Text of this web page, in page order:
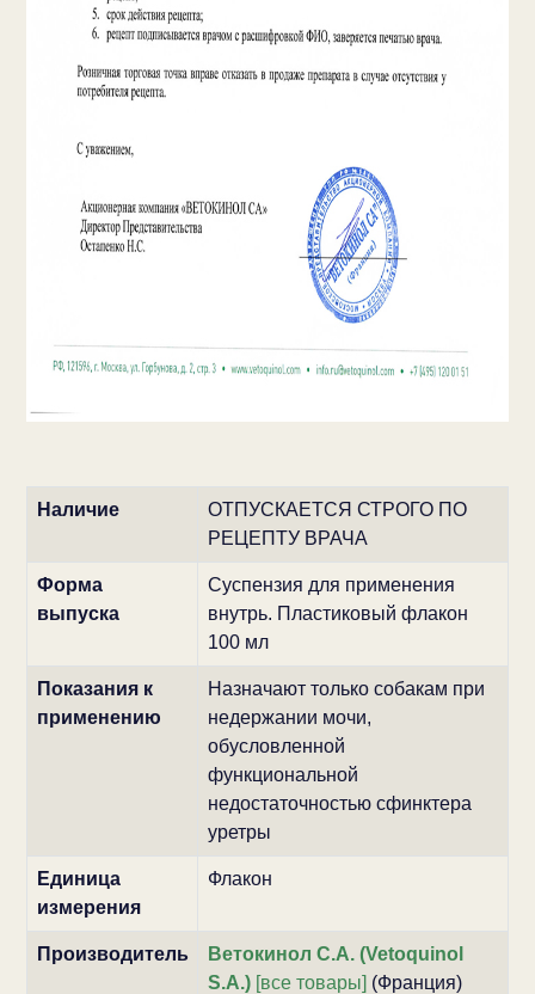
Наличие
ОТПУСКАЕТСЯ СТРОГО ПО
РЕЦЕПТУ ВРАЧА
Форма
выпуска
Суспензия для применения
внутрь. Пластиковый флакон
100 мл
Показания к
применению
Назначают только собакам при
недержании мочи,
обусловленной
функциональной
недостаточностью сфинктера
уретры
Единица
измерения
Флакон
Производитель
Ветокинол С.А. (Vetoquinol
S.A.)[все товары] (Франция)